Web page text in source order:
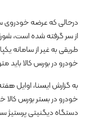
درحالی که عرضه خودروی
از سر گرفته شده است،
طریقی به غیر از سامانه
خودرو در بورس کالا باید
به گزارش ایسنا، اوایل
دستگاه دیگنیتی پرستیژ